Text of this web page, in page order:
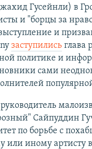
Гусейнли) в
и "борцы за
и
заступилисьглава
политике и
сами
Сайпуддин
по борьбе с
или иному артисту